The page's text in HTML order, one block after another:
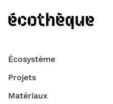
Écosystème
Projets
Matériaux